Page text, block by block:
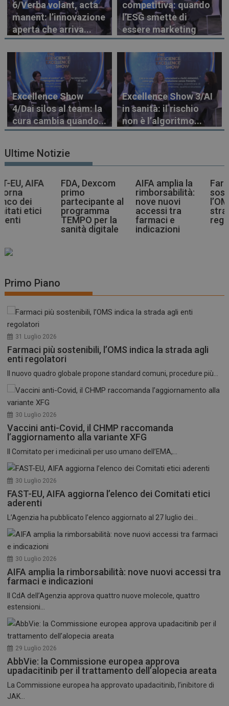
6/Verba volant, acta
manent: l’innovazione
aperta che arriva...
competitiva: quando
l’ESG smette di
essere marketing
Excellence Show
4/Dai silos al team: la
cura cambia quando...
Excellence Show 3/AI
in sanità: il rischio
non è l’algoritmo...
Ultime Notizie
FDA, Dexcom
primo
partecipante al
programma
TEMPO per la
AIFA amplia la
rimborsabilità:
nove nuovi
accessi tra
farmaci e
indicazioni
Farmaci più
sostenibili,
l’OMS indica la
strada agli enti
regolatori
Primo Piano
31 Luglio 2026
Farmaci più sostenibili, l’OMS indica la strada agli
enti regolatori
Il nuovo quadro globale propone standard comuni, procedure più...
30 Luglio 2026
Vaccini anti-Covid, il CHMP raccomanda
l’aggiornamento alla variante XFG
Il Comitato per i medicinali per uso umano dell’EMA,...
30 Luglio 2026
FAST-EU, AIFA aggiorna l’elenco dei Comitati etici
aderenti
L’Agenzia ha pubblicato l’elenco aggiornato al 27 luglio dei...
30 Luglio 2026
AIFA amplia la rimborsabilità: nove nuovi accessi tra
farmaci e indicazioni
Il CdA dell’Agenzia approva quattro nuove molecole, quattro
estensioni...
29 Luglio 2026
AbbVie: la Commissione europea approva
upadacitinib per il trattamento dell’alopecia areata
La Commissione europea ha approvato upadacitinib, l’inibitore di
JAK...